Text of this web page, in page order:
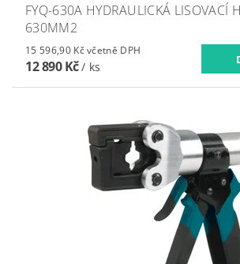
FYQ-630A HYDRAULICKÁ LISOVACÍ
630MM2
15 596,90 Kč včetně DPH
12 890 Kč/ ks